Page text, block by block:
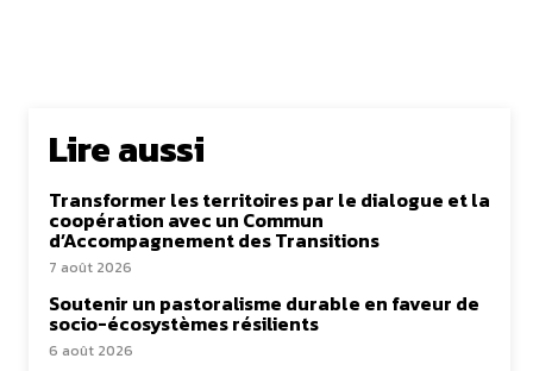
Lire aussi
Transformer les territoires par le dialogue et la
coopération avec un Commun
d’Accompagnement des Transitions
7 août 2026
Soutenir un pastoralisme durable en faveur de
socio-écosystèmes résilients
6 août 2026